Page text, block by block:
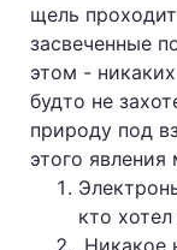
щель
засвеченные
этом -
будто не
природу под
этого
кто
Никакое